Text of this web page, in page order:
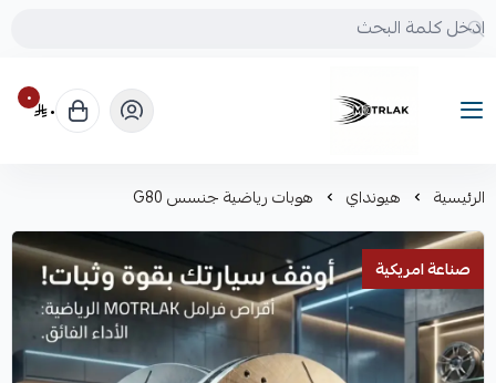
Motrlak
٠ ٠
الرئيسية هيونداي هوبات رياضية جنسس G80
صناعة امريكية